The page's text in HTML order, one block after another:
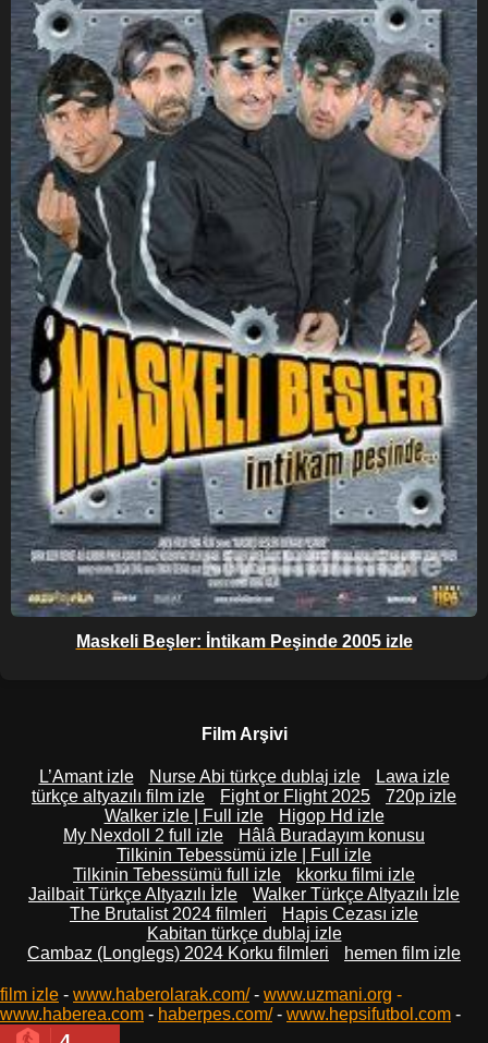
Maskeli Beşler: İntikam Peşinde 2005 izle
Film Arşivi
L’Amant izle Nurse Abi türkçe dublaj izle
Lawa izle
türkçe altyazılı film izle
Fight or Flight 2025
720p izle
Walker izle | Full izle
Higop Hd izle
My Nexdoll 2 full izle
Hâlâ Buradayım konusu
Tilkinin Tebessümü izle | Full izle
Tilkinin Tebessümü full izle
kkorku filmi izle
Jailbait Türkçe Altyazılı İzle
Walker Türkçe Altyazılı İzle
The Brutalist 2024 filmleri
Hapis Cezası izle
Kabitan türkçe dublaj izle
Cambaz (Longlegs) 2024 Korku filmleri
hemen film izle
film izle - www.haberolarak.com/- www.uzmani.org -
www.haberea.com - haberpes.com/- www.hepsifutbol.com -